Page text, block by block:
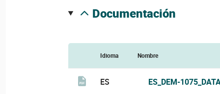
documentación
Idioma Nombre
ES ES_DEM-